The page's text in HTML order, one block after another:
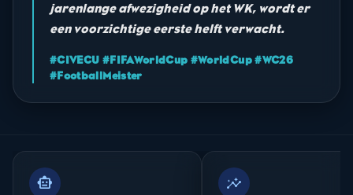
jarenlange afwezigheid op het WK, wordt er
een voorzichtige eerste helft verwacht.
#CIVECU #FIFAWorldCup #WorldCup #WC26
#FootballMeister
smart_toy insights